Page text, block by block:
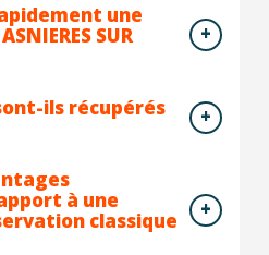
une
SUR
ils récupérés
à une
classique